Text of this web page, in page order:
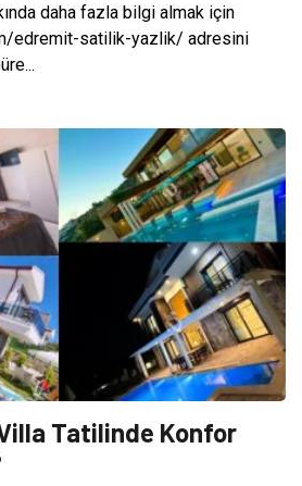
daha fazla bilgi almak için
edremit-satilik-yazlik/ adresini
Tatilinde Konfor